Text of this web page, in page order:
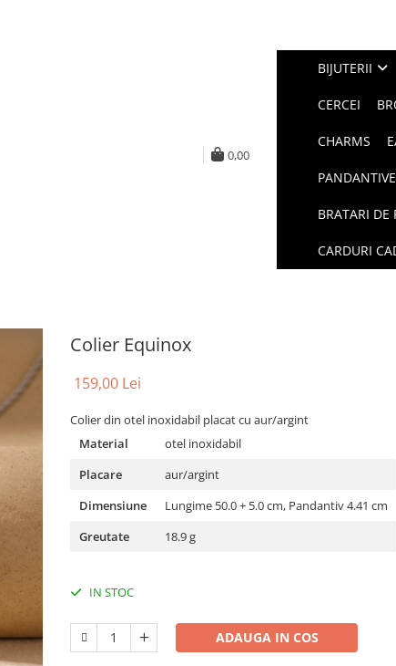
0,00
BIJUTERII
CERCEI
CHARMS
PANDANTIVE
BRATARI DE
CARDURI
Colier Equinox
159,00 Lei
Colier din otel inoxidabil placat cu aur/argint
Material
otel inoxidabil
Placare
aur/argint
Dimensiune
Lungime 50.0 + 5.0 cm, Pandantiv 4.41 cm
Greutate
18.9 g
IN STOC
ADAUGA IN COS